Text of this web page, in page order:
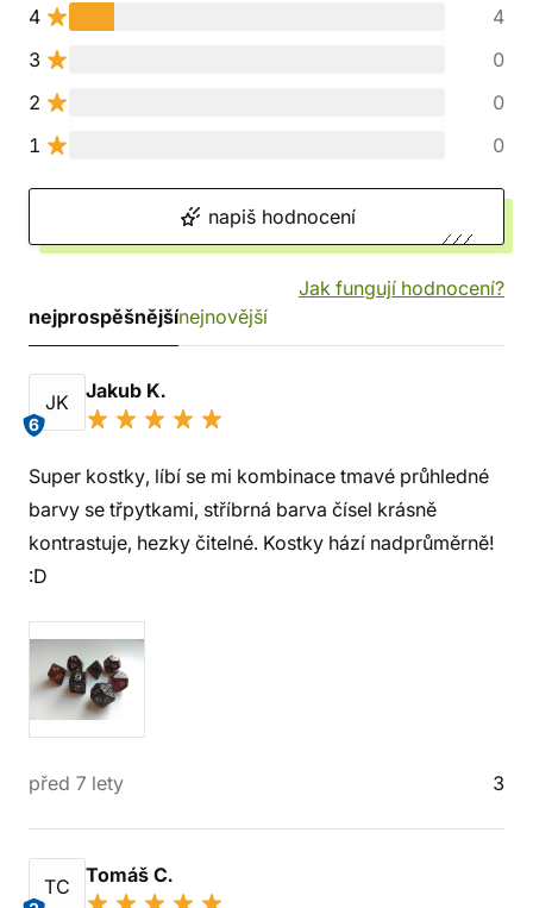
4
4
3
0
2
0
1
0
napiš hodnocení
Jak fungují hodnocení?
nejprospěšnějšínejnovější
JK
6
Jakub K.
Super kostky, líbí se mi kombinace tmavé průhledné
barvy se třpytkami, stříbrná barva čísel krásně
kontrastuje, hezky čitelné. Kostky hází nadprůměrně!
:D
před 7 lety 3
TC Tomáš C.